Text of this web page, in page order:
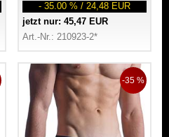
- 35.00 % / 24,48 EUR
jetzt nur: 45,47 EUR
Art.-Nr.: 210923-2*
-35 %